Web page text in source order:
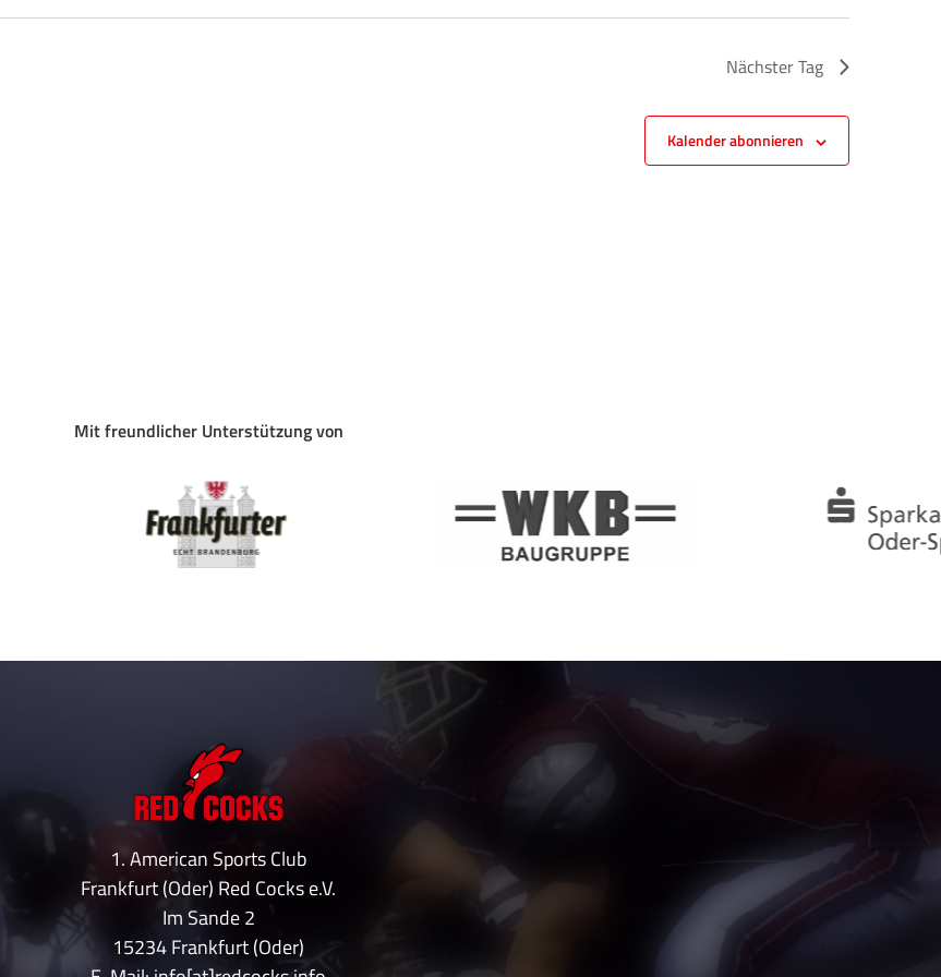
Nächster Tag
Kalender abonnieren
Mit freundlicher Unterstützung von
1. American Sports Club
Frankfurt (Oder) Red Cocks e.V.
Im Sande 2
15234 Frankfurt (Oder)